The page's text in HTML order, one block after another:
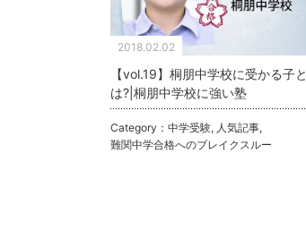
2018.02.02
【vol.19】桐朋中学校に受かる子と
は?|桐朋中学校に強い塾
Category：中学受験, 人気記事,
難関中学合格へのブレイクスルー